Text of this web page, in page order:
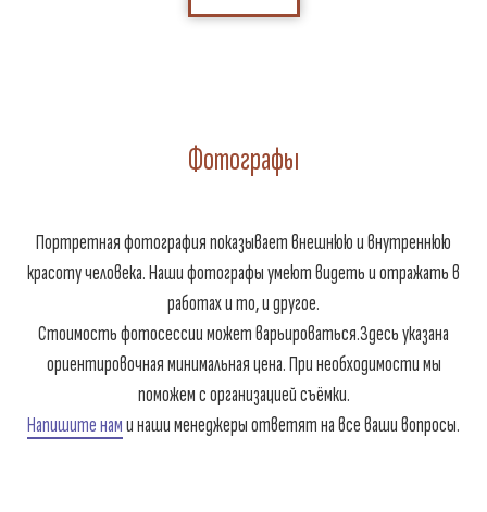
Фотографы
Портретная фотография показывает внешнюю и внутреннюю
красоту человека. Наши фотографы умеют видеть и отражать в
работах и то, и другое.
Стоимость фотосессии может варьироваться.Здесь указана
ориентировочная минимальная цена. При необходимости мы
поможем с организацией съёмки.
Напишите нами наши менеджеры ответят на все ваши вопросы.